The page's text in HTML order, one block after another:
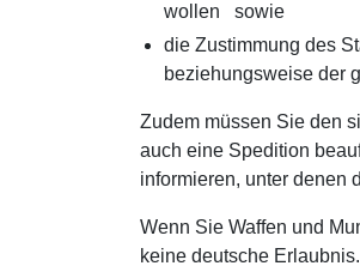
wollen sowie
die Zustimmung des
beziehungsweise der
Zudem müssen Sie den
auch eine Spedition
informieren, unter denen
Wenn Sie Waffen und
keine deutsche